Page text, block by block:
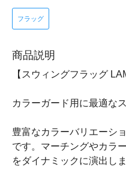
フラッグ
商品説明
【スウィングフラッグ
カラーガード用に最適な
豊富なカラーバリエーシ
です。マーチングやカラ
をダイナミックに演出しま